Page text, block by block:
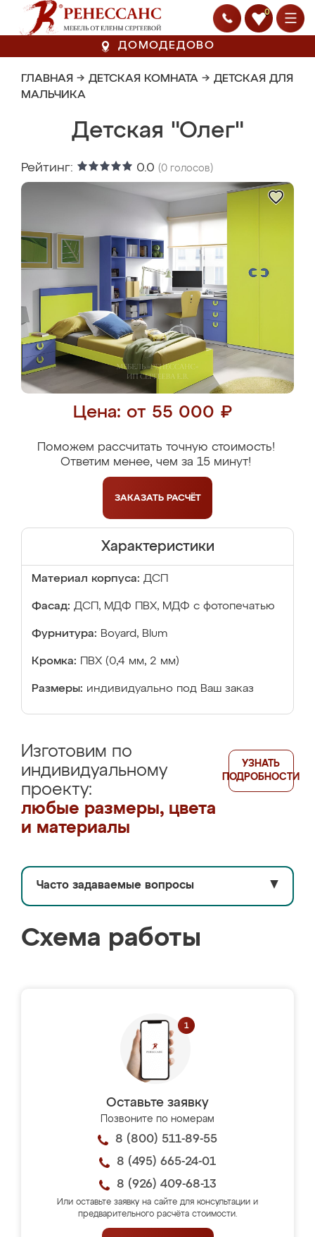
0
ДОМОДЕДОВО
ГЛАВНАЯ → ДЕТСКАЯ КОМНАТА → ДЕТСКАЯ ДЛЯ
МАЛЬЧИКА
Детская "Олег"
Рейтинг: 0.0 (0 голосов)
Цена: от 55 000 ₽
Поможем рассчитать точную стоимость!
Ответим менее, чем за 15 минут!
ЗАКАЗАТЬ РАСЧЁТ
Характеристики
Материал корпуса: ДСП
Фасад: ДСП, МДФ ПВХ, МДФ с фотопечатью
Фурнитура: Boyard, Blum
Кромка: ПВХ (0,4 мм, 2 мм)
Размеры: индивидуально под Ваш заказ
Изготовим по
индивидуальному
проекту:
любые размеры, цвета
и материалы
УЗНАТЬ
ПОДРОБНОСТИ
Часто задаваемые вопросы ▼
Схема работы
Оставьте заявку
Позвоните по номерам
8 (800) 511-89-55
8 (495) 665-24-01
8 (926) 409-68-13
Или оставьте заявку на сайте для консультации и
предварительного расчёта стоимости.